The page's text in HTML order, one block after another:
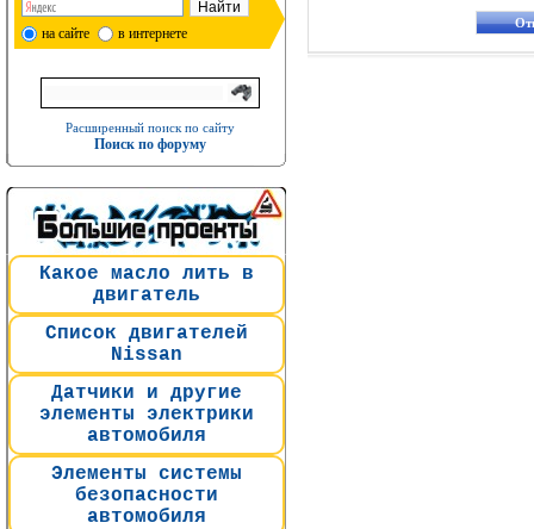
на сайте в интернете
Расширенный поиск по сайту
Поиск по форуму
Какое масло лить в
двигатель
Список двигателей
Nissan
Датчики и другие
элементы электрики
автомобиля
Элементы системы
безопасности
автомобиля